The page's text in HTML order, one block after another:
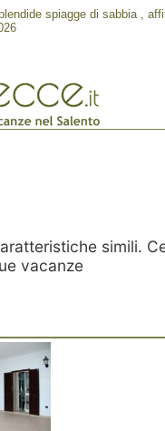
spiagge di sabbia ,
simili.
vacanze